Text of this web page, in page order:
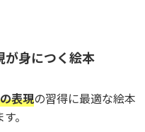
身につく絵本
表現の習得に最適な絵本
。